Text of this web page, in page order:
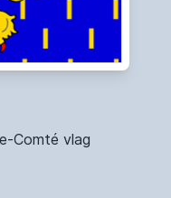
Comté vlag